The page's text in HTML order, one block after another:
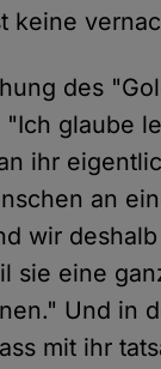
keine
des
glaube
ihr
an
wir
sie eine
Und in
mit ihr